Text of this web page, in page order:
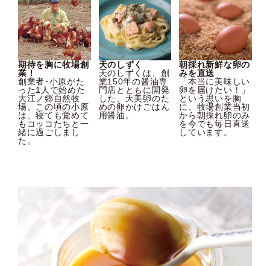
期待を胸に牧場創
業！
創業者･小原がた
った1人で始めた
大江ノ郷自然牧
場。この頃の小原
は、寝ても覚めて
もコッコたちと一
緒に過ごしまし
た。
天のしずく
天のしずくは、創
業150年の醤油専
門店とともに開発
した、天美卵のた
めの卵かけごはん
用醤油。
朝採れ新鮮な卵の
みを直送
「本当に美味しい
卵を届けたい！」
という思いを胸
に、牧場創業当初
から朝採れ卵のみ
を今でも毎日直送
しています。